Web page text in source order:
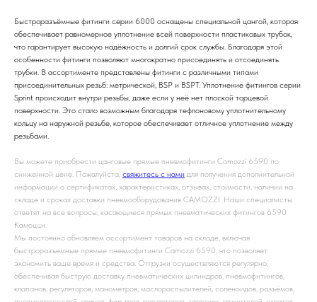
Быстроразъёмные фитинги серии 6000 оснащены специальной цангой, которая
обеспечивает равномерное уплотнение всей поверхности пластиковых трубок,
что гарантирует высокую надёжность и долгий срок службы. Благодаря этой
особенности фитинги позволяют многократно присоединять и отсоединять
трубки. В ассортименте представлены фитинги с различными типами
присоединительных резьб: метрической, BSP и BSPT. Уплотнение фитингов серии
Sprint происходит внутри резьбы, даже если у неё нет плоской торцевой
поверхности. Это стало возможным благодаря тефлоновому уплотнительному
кольцу на наружной резьбе, которое обеспечивает отличное уплотнение между
резьбами.
Вы можете приобрести цанговые прямые пневмофитинги Camozzi 6590 по
сниженной цене. Пожалуйста, свяжитесь с нами для получения дополнительной
информации о сертификатах, характеристиках, отзывах, стоимости, наличии на
складе и сроках доставки пневмооборудования CAMOZZI. Наши специалисты
ответят на все вопросы, касающиеся прямых пневматических фитингов 6590
Камоцци.
Мы постоянно обновляем ассортимент товаров на складе, включая
быстроразъемные прямые пневмофитинги Camozzi 6590, что позволяет
экономить ваше время и средства. Отгрузки осуществляются регулярно,
обеспечивая быструю доставку пневматических цилиндров, пневмофитингов,
клапанов, регуляторов, манометров, маслораспылителей, соленоидов, разъёмов,